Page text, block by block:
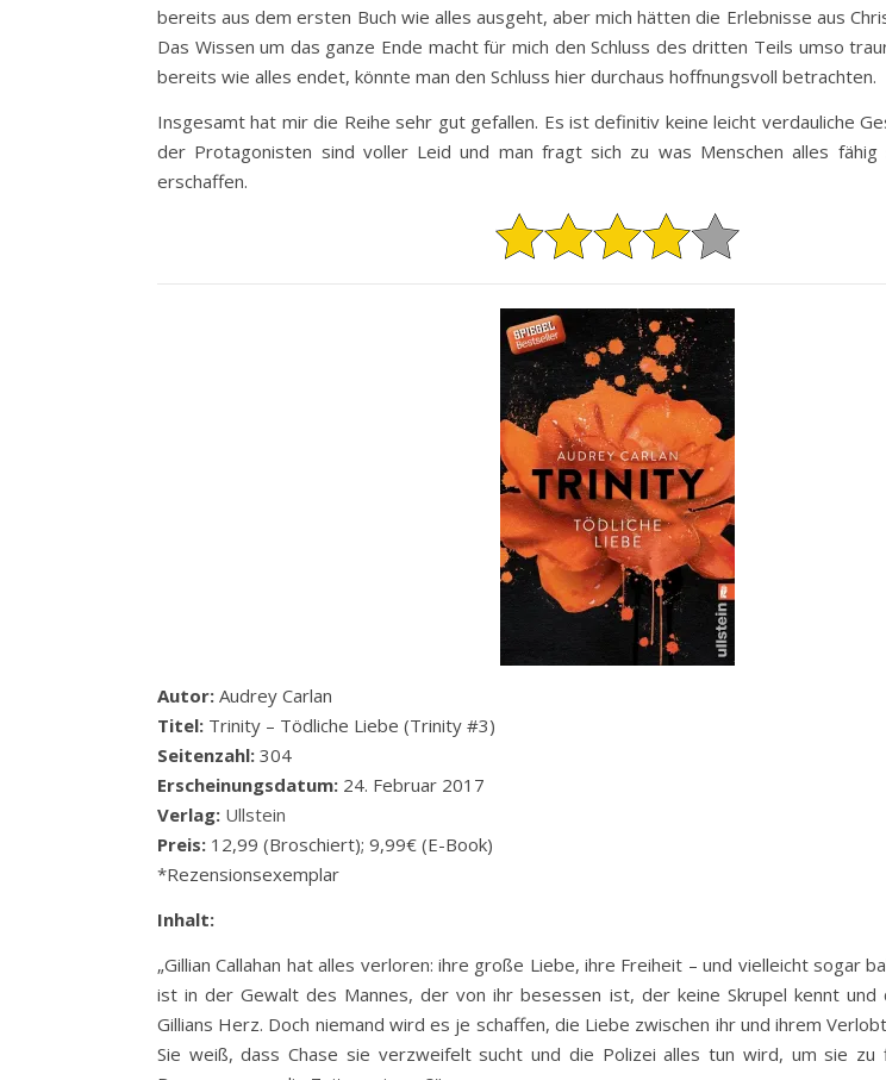
bereits aus dem ersten Buch wie alles ausgeht, aber mich hätten die Erlebnisse aus
Das Wissen um das ganze Ende macht für mich den Schluss des dritten Teils umso
bereits wie alles endet, könnte man den Schluss hier durchaus hoffnungsvoll betrachten.
Insgesamt hat mir die Reihe sehr gut gefallen. Es ist definitiv keine leicht verdauliche
der Protagonisten sind voller Leid und man fragt sich zu was Menschen alles fähig
erschaffen.
Autor: Audrey Carlan
Titel: Trinity – Tödliche Liebe (Trinity #3)
Seitenzahl: 304
Erscheinungsdatum: 24. Februar 2017
Verlag: Ullstein
Preis: 12,99 (Broschiert); 9,99€ (E-Book)
*Rezensionsexemplar
Inhalt:
„Gillian Callahan hat alles verloren: ihre große Liebe, ihre Freiheit – und vielleicht sogar
ist in der Gewalt des Mannes, der von ihr besessen ist, der keine Skrupel kennt und
Gillians Herz. Doch niemand wird es je schaffen, die Liebe zwischen ihr und ihrem
Sie weiß, dass Chase sie verzweifelt sucht und die Polizei alles tun wird, um sie zu